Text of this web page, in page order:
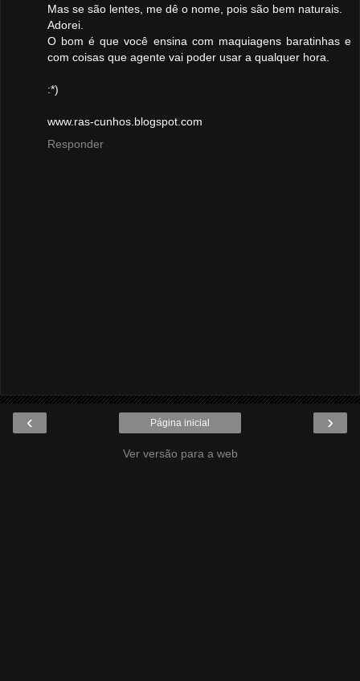
Mas se são lentes, me dê o nome, pois são bem naturais.
Adorei.
O bom é que você ensina com maquiagens baratinhas e
com coisas que agente vai poder usar a qualquer hora.
:*)
www.ras-cunhos.blogspot.com
Responder
‹ ›
Página inicial
Ver versão para a web